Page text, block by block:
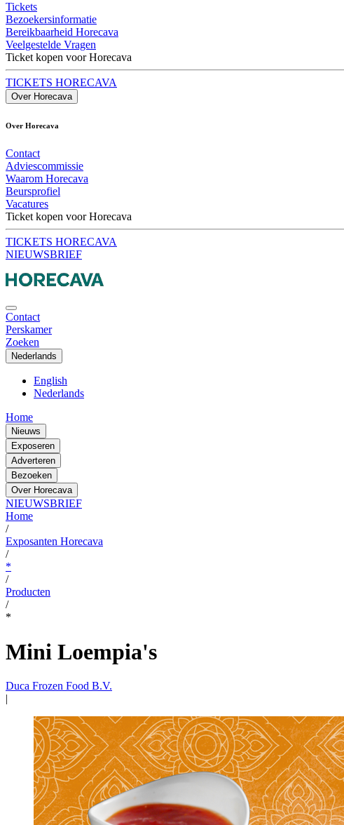
Tickets
Bezoekersinformatie
Bereikbaarheid Horecava
Veelgestelde Vragen
Ticket kopen voor Horecava
TICKETS HORECAVA
Over Horecava
Over Horecava
Contact
Adviescommissie
Waarom Horecava
Beursprofiel
Vacatures
Ticket kopen voor Horecava
TICKETS HORECAVA
NIEUWSBRIEF
Contact
Perskamer
Zoeken
Nederlands
English
Nederlands
Home
Nieuws
Exposeren
Adverteren
Bezoeken
Over Horecava
NIEUWSBRIEF
Home
/
Exposanten Horecava
/
*
/
Producten
/
*
Mini Loempia's
Duca Frozen Food B.V.
|